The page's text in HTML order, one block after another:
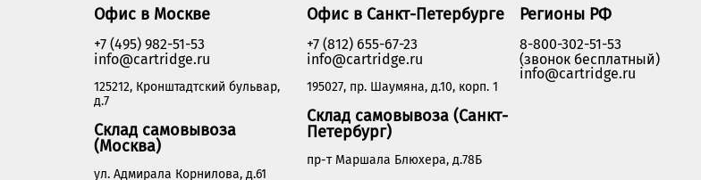
Офис в Москве
+7 (495) 982-51-53
info@cartridge.ru
125212, Кронштадтский бульвар,
д.7
Склад самовывоза
(Москва)
ул. Адмирала Корнилова, д.61
Офис в Санкт-Петербурге
+7 (812) 655-67-23
info@cartridge.ru
195027, пр. Шаумяна, д.10, корп. 1
Склад самовывоза (Санкт-
Петербург)
пр-т Маршала Блюхера, д.78Б
Регионы РФ
8-800-302-51-53
(звонок бесплатный)
info@cartridge.ru